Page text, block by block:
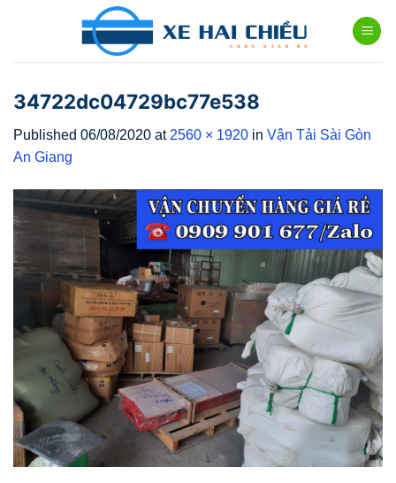
34722dc04729bc77e538
Published 06/08/2020 at 2560 × 1920 in Vận Tải Sài Gòn
An Giang